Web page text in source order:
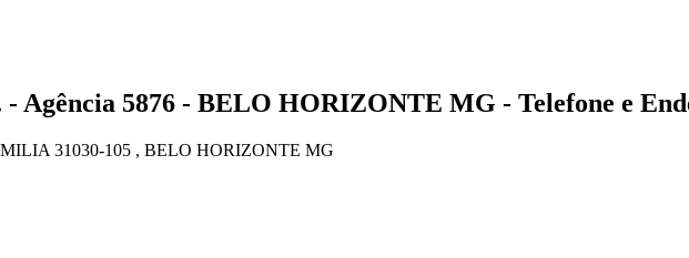
Agência 5876 - BELO HORIZONTE MG - Telefone e
31030-105 , BELO HORIZONTE MG